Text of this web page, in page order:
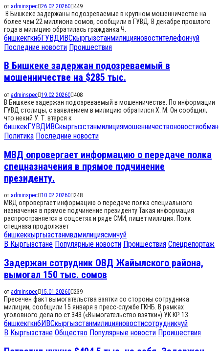
от adminspec 26.02.20260 449
В Бишкеке задержаны подозреваемые в крупном мошенничестве на
более чем 22 миллиона сомов, сообщили в ГУВД. В декабре прошлого
года в милицию обратилась гражданка Ч.
бишкекгкнбГУВДИВСкыргызстанмилицияновостителефончуй
Последние новости Проишествия
В Бишкеке задержан подозреваемый в
мошенничестве на $285 тыс.
от adminspec 19.02.20260 408
В Бишкеке задержан подозреваемый в мошенничестве. По информации
ГУВД столицы, с заявлением в милицию обратился Х. М. Он сообщил,
что некий У. Т. втерся к
бишкекГУВДИВСкыргызстанмилициямошенничествоновостиобман
Политика Последние новости
МВД опровергает информацию о передаче полка
спецназначения в прямое подчинение
президенту.
от adminspec 10.02.20260 248
МВД опровергает информацию о передаче полка специального
назначения в прямое подчинение президенту Такая информация
распространяется в соцсетях и ряде СМИ, пишет милиция. Полк
спецназа продолжает
бишкеккыргызстанмвдмилициясмичуй
В Кыргызстане Популярные новости Проишествия Спецрепортаж
Задержан сотрудник ОВД Жайылского района,
вымогал 150 тыс. сомов
от adminspec 15.01.20260 239
Пресечен факт вымогательства взятки со стороны сотрудника
милиции, сообщили 15 января в пресс-службе ГКНБ. В рамках
уголовного дела по ст.343 («Вымогательство взятки») УК КР 13
бишкекгкнб ИВСкыргызстанмилицияновостисотрудникчуй
В Кыргызстане Общество Популярные новости Проишествия